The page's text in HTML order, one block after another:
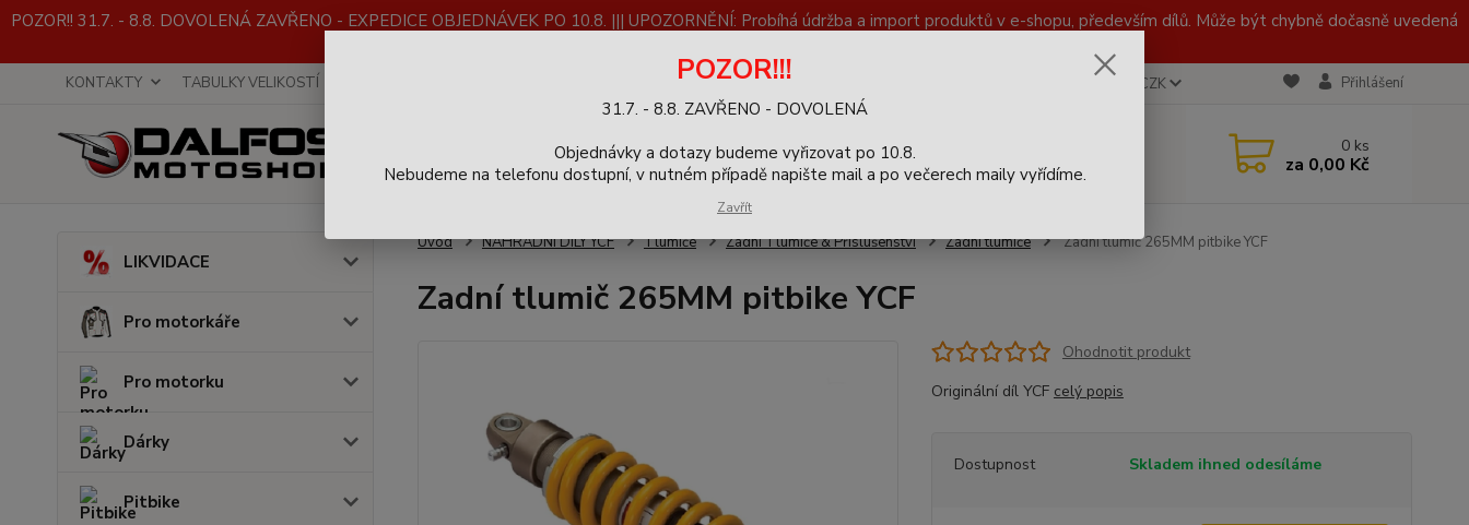
POZOR!! 31.7. - 8.8. DOVOLENÁ ZAVŘENO - EXPEDICE OBJEDNÁVEK PO 10.8. ||| UPOZORNĚNÍ: Probíhá údržba a import produktů v e-shopu, především dílů. Může být chybně dočasně uvedená
KONTAKTY TABULKY VELIKOSTÍ Zpětný odběr výrobků CZK Přihlášení
Hledat 9-16h
0 ks
za 0,00 Kč
LIKVIDACE
Pro motorkáře
Pro motorku
Dárky
Pitbike
Úvod NÁHRADNÍ DÍLY YCF Tlumiče Zadní Tlumiče & Příslušenství Zadní tlumiče Zadní tlumič 265MM pitbike YCF
Zadní tlumič 265MM pitbike YCF
Ohodnotit produkt
Originální díl YCF celý popis
Dostupnost Skladem ihned odesíláme
POZOR!!!
31.7. - 8.8. ZAVŘENO - DOVOLENÁ
Objednávky a dotazy budeme vyřizovat po 10.8.
Nebudeme na telefonu dostupní, v nutném případě napište mail a po večerech maily vyřídíme.
Zavřít